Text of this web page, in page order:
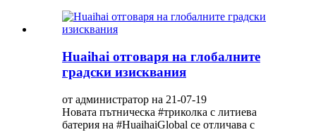
Huaihai отговаря на глобалните
градски изисквания
от администратор на 21-07-19
Новата пътническа #триколка с литиева
батерия на #HuaihaiGlobal се отличава с